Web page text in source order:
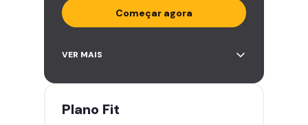
Começar agora
Acesso ilimitado a +2.000
Leve 5 amigos por mês para
Cadeira de massagem
VER MAIS
Plano Fit